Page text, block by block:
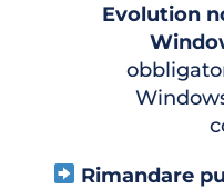
Evolution
Rimandare